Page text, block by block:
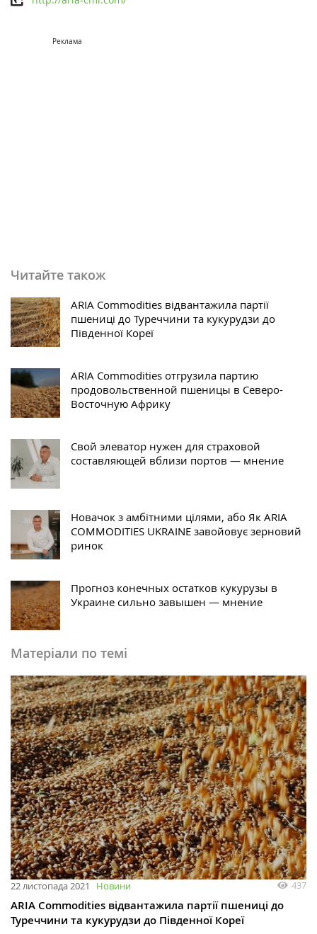
Реклама
Читайте також
ARIA Commodities відвантажила партії
пшениці до Туреччини та кукурудзи до
Південної Кореї
ARIA Commodities отгрузила партию
продовольственной пшеницы в Северо-
Восточную Африку
Свой элеватор нужен для страховой
составляющей вблизи портов — мнение
Новачок з амбітними цілями, або Як ARIA
COMMODITIES UKRAINE завойовує зерновий
ринок
Прогноз конечных остатков кукурузы в
Украине сильно завышен — мнение
Матеріали по темі
22 листопада 2021 Новини 437
ARIA Commodities відвантажила партії пшениці до
Туреччини та кукурудзи до Південної Кореї